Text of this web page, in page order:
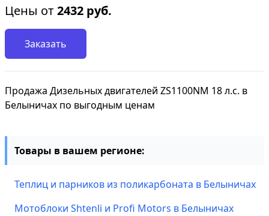
Цены от2432 руб.
Заказать
Продажа Дизельных двигателей ZS1100NM 18 л.с. в
Белыничах по выгодным ценам
Товары в вашем регионе:
Теплиц и парников из поликарбоната в Белыничах
Мотоблоки Shtenli и Profi Motors в Белыничах